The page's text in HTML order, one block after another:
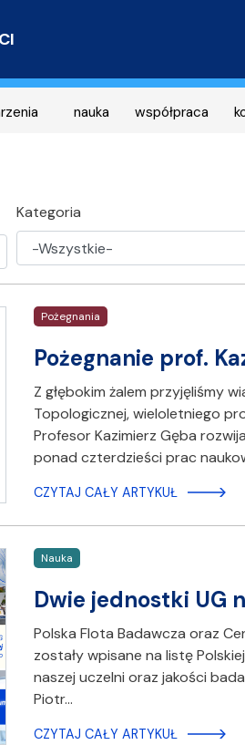
nauka współpraca
Kategoria
Pożegnania
Pożegnanie prof.
Z głębokim żalem przyjęliśmy
Topologicznej, wieloletniego
Profesor Kazimierz Gęba
ponad czterdzieści prac
CZYTAJ CAŁY ARTYKUŁ
Nauka
Dwie jednostki UG
Polska Flota Badawcza oraz
zostały wpisane na listę
naszej uczelni oraz jakości
Piotr…
CZYTAJ CAŁY ARTYKUŁ